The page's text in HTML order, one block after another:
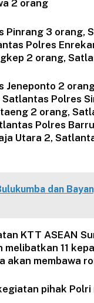
2 orang
Pinrang 3 orang,
Polres
2 orang,
Jeneponto 2
Polres
2 orang,
Polres
Utara 2,
dan
KTT ASEAN
11
akan membawa
pihak